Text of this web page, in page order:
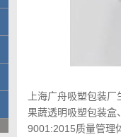
上海广舟吸塑包装
果蔬透明吸塑包装
9001:2015质量管理